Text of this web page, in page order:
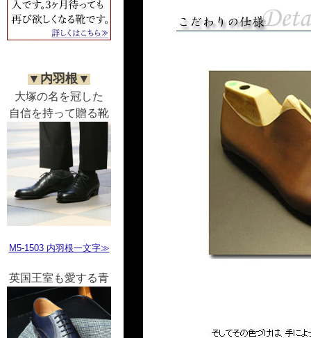
▼内羽根▼
大塚の名を冠した
自信を持って贈る靴
M5-1503 内羽根一文字≫
英国王室も愛する青